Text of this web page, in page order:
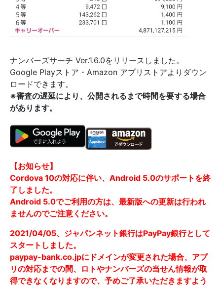
ナンバーズサーチ Ver.1.6.0をリリースしました。
Google Playストア・Amazon アプリストアよりダウン
ロードできます。
※審査の遅延により、公開されるまで時間を要する場合
があります。
【お知らせ】
Cordova 10の対応に伴い、Android 5.0のサポートを終
了しました。
Android 5.0でご利用の方は、最新版への更新は行われ
ませんのでご注意ください。
2021/04/05、ジャパンネット銀行はPayPay銀行として
スタートしました。
paypay-bank.co.jpにドメインが変更された場合、アプ
リの対応までの間、ロトやナンバーズの当せん情報が取
得できなくなりますので、予めご了承いただきますよう